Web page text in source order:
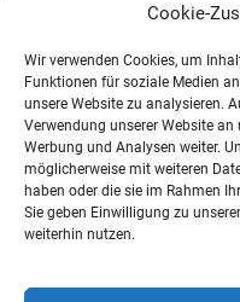
Cookie-
Wir verwenden Cookies, um
Funktionen für soziale Medien
unsere Website zu analysieren.
Verwendung unserer Website
Werbung und Analysen weiter.
möglicherweise mit weiteren
haben oder die sie im Rahmen
Sie geben Einwilligung zu
weiterhin nutzen.
STK Studiotechnik J. Klever
Tel.